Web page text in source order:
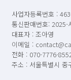
사업자등록번호 :
통신판매번호: 2025-
대표자 : 조아영
이메일 :
전화 : 070-7776-
주소 : 서울특별시 중